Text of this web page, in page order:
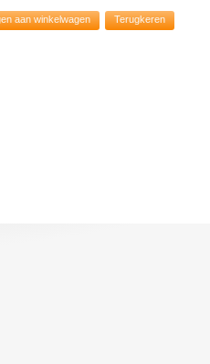
aan winkelwagen Terugkeren